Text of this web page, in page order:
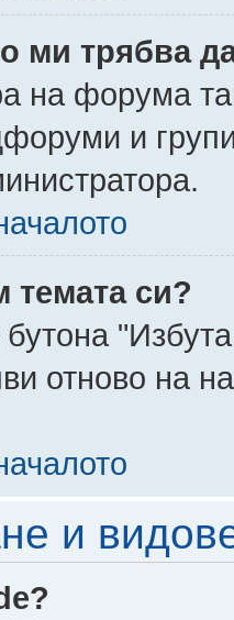
ми трябва
на форума
и
темата си?
бутона
отново на
и